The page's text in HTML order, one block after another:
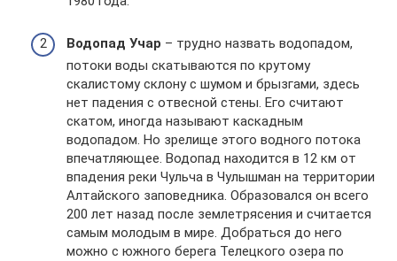
Водопад Учар – трудно назвать водопадом,
потоки воды скатываются по крутому
скалистому склону с шумом и брызгами, здесь
нет падения с отвесной стены. Его считают
скатом, иногда называют каскадным
водопадом. Но зрелище этого водного потока
впечатляющее. Водопад находится в 12 км от
впадения реки Чульча в Чулышман на территории
Алтайского заповедника. Образовался он всего
200 лет назад после землетрясения и считается
самым молодым в мире. Добраться до него
можно с южного берега Телецкого озера по